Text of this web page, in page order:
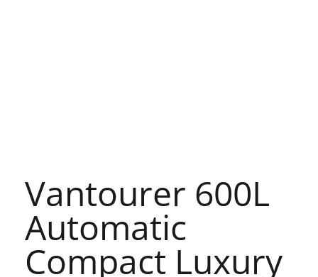
Vantourer 600L
Automatic
Compact Luxury